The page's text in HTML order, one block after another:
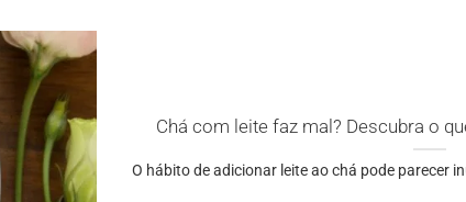
Chá com leite faz mal? Descubra o
O hábito de adicionar leite ao chá pode parecer